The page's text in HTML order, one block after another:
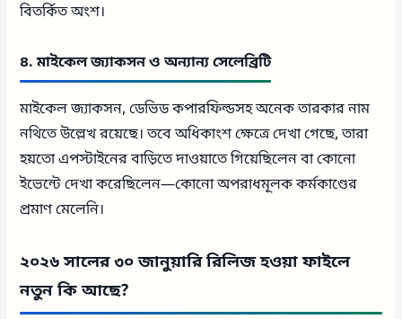
বিতর্কিত অংশ।
৪. মাইকেল জ্যাকসন ও অন্যান্য সেলেব্রিটি
মাইকেল জ্যাকসন, ডেভিড কপারফিল্ডসহ অনেক তারকার নাম
নথিতে উল্লেখ রয়েছে। তবে অধিকাংশ ক্ষেত্রে দেখা গেছে, তারা
হয়তো এপস্টাইনের বাড়িতে দাওয়াতে গিয়েছিলেন বা কোনো
ইভেন্টে দেখা করেছিলেন—কোনো অপরাধমূলক কর্মকাণ্ডের
প্রমাণ মেলেনি।
২০২৬ সালের ৩০ জানুয়ারি রিলিজ হওয়া ফাইলে
নতুন কি আছে?